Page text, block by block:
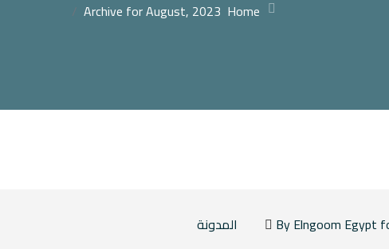
Home
Archive for August, 2023
المدونة